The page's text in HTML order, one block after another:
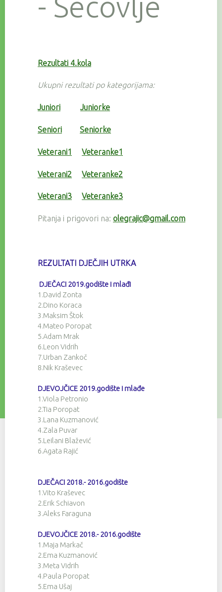
Rezultati 4.kola
Ukupni rezultati po kategorijama:
Juniori Juniorke
Seniori Seniorke
Veterani1 Veteranke1
Veterani2 Veteranke2
Veterani3 Veteranke3
Pitanja i prigovori na: olegrajic@gmail.com
REZULTATI DJEČJIH UTRKA
DJEČACI 2019.godište i mlađi
1.David Zonta
2.Dino Koraca
3.Maksim Štok
4.Mateo Poropat
5.Adam Mrak
6.Leon Vidrih
7.Urban Zankoč
8.Nik Kraševec
DJEVOJČICE 2019.godište i mlađe
1.Viola Petronio
2.Tia Poropat
3.Lana Kuzmanović
4.Zala Puvar
5.Leilani Blažević
6.Agata Rajić
DJEČACI 2018.- 2016.godište
1.Vito Kraševec
2.Erik Schiavon
3.Aleks Faraguna
DJEVOJČICE 2018.- 2016.godište
1.Maja Markač
2.Ema Kuzmanović
3.Meta Vidrih
4.Paula Poropat
5.Ema Ušaj